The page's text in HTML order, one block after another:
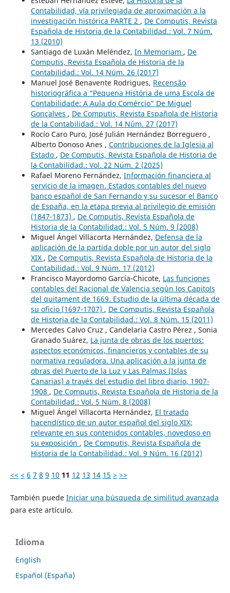
Contabilidad, vía privilegiada de aproximación a la
investigación histórica PARTE 2 , De Computis, Revista
Española de Historia de la Contabilidad.: Vol. 7 Núm.
13 (2010)
Santiago de Luxán Meléndez, In Memoriam , De
Computis, Revista Española de Historia de la
Contabilidad.: Vol. 14 Núm. 26 (2017)
Manuel José Benavente Rodrigues, Recensão
historiográfica a “Pequena História de uma Escola de
Contabilidade: A Aula do Comércio” De Miguel
Gonçalves , De Computis, Revista Española de Historia
de la Contabilidad.: Vol. 14 Núm. 27 (2017)
Rocío Caro Puro, José Julián Hernández Borreguero ,
Alberto Donoso Anes , Contribuciones de la Iglesia al
Estado , De Computis, Revista Española de Historia de
la Contabilidad.: Vol. 22 Núm. 2 (2025)
Rafael Moreno Fernández, Información financiera al
servicio de la imagen. Estados contables del nuevo
banco español de San Fernando y su sucesor el Banco
de España, en la etapa previa al privilegio de emisión
(1847-1873) , De Computis, Revista Española de
Historia de la Contabilidad.: Vol. 5 Núm. 9 (2008)
Miguel Ángel Villacorta Hernández, Defensa de la
aplicación de la partida doble por un autor del siglo
XIX , De Computis, Revista Española de Historia de la
Contabilidad.: Vol. 9 Núm. 17 (2012)
Francisco Mayordomo García-Chicote, Las funciones
contables del Racional de Valencia según los Capitols
del quitament de 1669. Estudio de la última década de
su oficio (1697-1707) , De Computis, Revista Española
de Historia de la Contabilidad.: Vol. 8 Núm. 15 (2011)
Mercedes Calvo Cruz , Candelaria Castro Pérez , Sonia
Granado Suárez, La junta de obras de los puertos:
aspectos económicos, financieros y contables de su
normativa reguladora. Una aplicación a la junta de
obras del Puerto de la Luz y Las Palmas (Islas
Canarias) a través del estudio del libro diario, 1907-
1908 , De Computis, Revista Española de Historia de la
Contabilidad.: Vol. 5 Núm. 8 (2008)
Miguel Ángel Villacorta Hernández, El tratado
hacendístico de un autor español del siglo XIX;
relevante en sus contenidos contables, novedoso en
su exposición , De Computis, Revista Española de
Historia de la Contabilidad.: Vol. 9 Núm. 16 (2012)
<< < 6 7 8 9 10 11 12 13 14 15 > >>
También puede Iniciar una búsqueda de similitud avanzada
para este artículo.
Idioma
English
Español (España)